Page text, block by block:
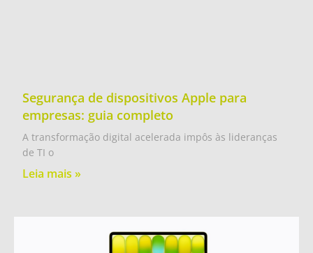
Segurança de dispositivos Apple para
empresas: guia completo
A transformação digital acelerada impôs às lideranças
de TI o
Leia mais »